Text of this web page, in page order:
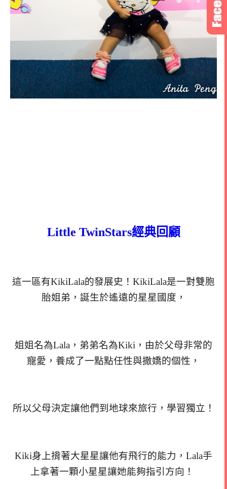
Little TwinStars經典回顧
這一區有KikiLala的發展史！KikiLala是一對雙胞
胎姐弟，誕生於遙遠的星星國度，
姐姐名為Lala，弟弟名為Kiki，由於父母非常的
寵愛，養成了一點點任性與撒嬌的個性，
所以父母決定讓他們到地球來旅行，學習獨立！
Kiki身上揹著大星星讓他有飛行的能力，Lala手
上拿著一顆小星星讓她能夠指引方向！